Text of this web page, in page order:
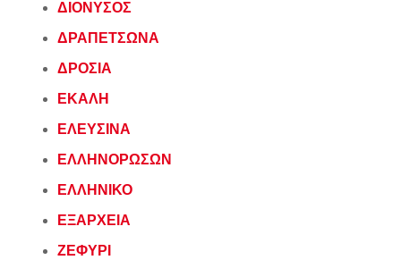
ΔΙΟΝΥΣΟΣ
ΔΡΑΠΕΤΣΩΝΑ
ΔΡΟΣΙΑ
ΕΚΑΛΗ
ΕΛΕΥΣΙΝΑ
ΕΛΛΗΝΟΡΩΣΩΝ
ΕΛΛΗΝΙΚΟ
ΕΞΑΡΧΕΙΑ
ΖΕΦΥΡΙ